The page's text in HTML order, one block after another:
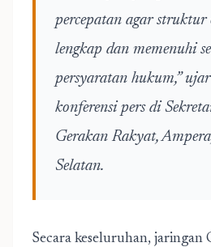
percepatan agar struktur
lengkap dan memenuhi
persyaratan hukum,”
konferensi pers di
Gerakan Rakyat,
Selatan.
Secara keseluruhan, jaringan